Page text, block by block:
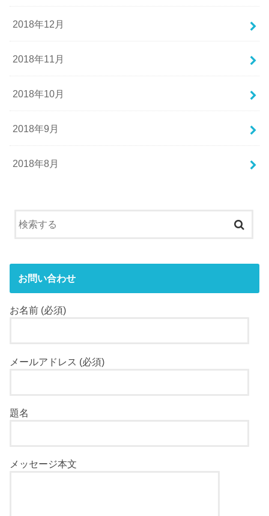
2018年12月
2018年11月
2018年10月
2018年9月
2018年8月
お問い合わせ
お名前 (必須)
メールアドレス (必須)
題名
メッセージ本文